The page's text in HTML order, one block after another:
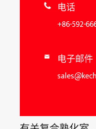
 电话
+86-592-
 电子邮件